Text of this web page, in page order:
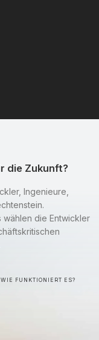
die Zukunft?
Ingenieure,
die Entwickler
WIE FUNKTIONIERT ES?